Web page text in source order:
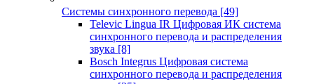
Системы синхронного перевода [49]
Televic Lingua IR Цифровая ИК система
синхронного перевода и распределения
звука [8]
Bosch Integrus Цифровая система
синхронного перевода и распределения